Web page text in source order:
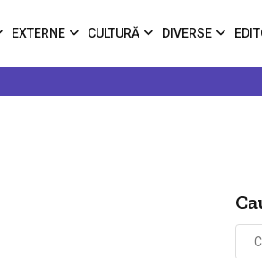
EXTERNE CULTURĂ DIVERSE
Caută